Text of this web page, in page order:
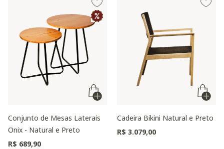
Conjunto de Mesas Laterais
Onix - Natural e Preto
R$ 689,90
Cadeira Bikini Natural e Preto
R$ 3.079,00